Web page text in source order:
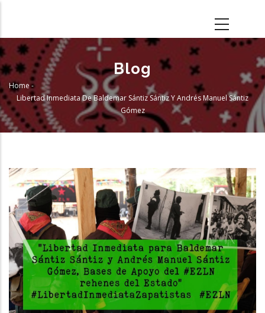
main
content
Blog
Breadcrumb
Home -
Libertad Inmediata De Baldemar Sántiz Sántiz Y Andrés Manuel Sántiz
Gómez